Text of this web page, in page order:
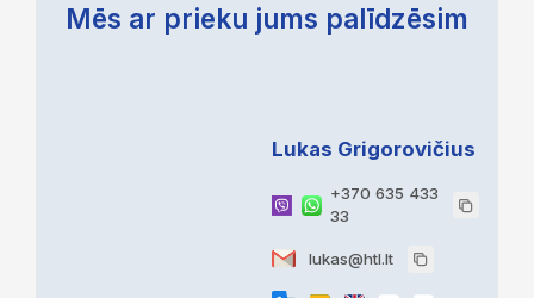
Mēs ar prieku jums palīdzēsim
Lukas Grigorovičius
+370 635 433
33
lukas@htl.lt